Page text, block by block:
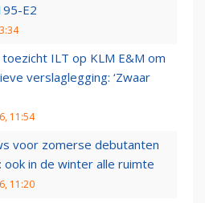
E2
ILT op KLM E&M om
verslaglegging: ‘Zwaar
11:54
voor zomerse debutanten
ook in de winter alle ruimte
11:20